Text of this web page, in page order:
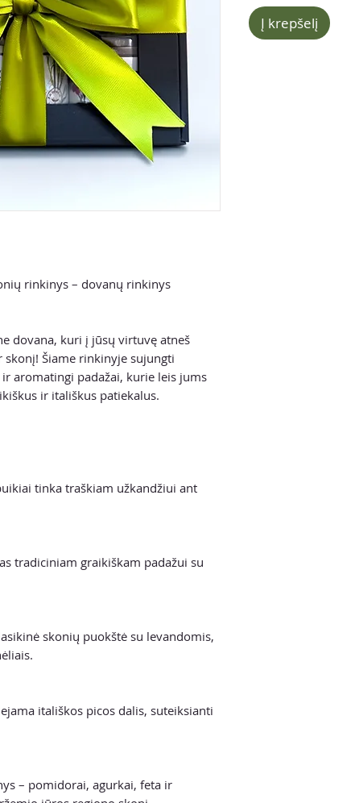
rinkinys – dovanų rinkinys
dovana, kuri į jūsų virtuvę atneš
Šiame rinkinyje sujungti
aromatingi padažai, kurie leis jums
ir itališkus patiekalus.
tinka traškiam užkandžiui ant
tradiciniam graikiškam padažui su
skonių puokštė su levandomis,
itališkos picos dalis, suteiksianti
– pomidorai, agurkai, feta ir
Į krepšelį